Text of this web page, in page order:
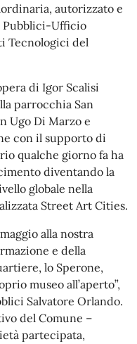
autorizzato e
Pubblici-Ufficio
Tecnologici del
di Igor Scalisi
parrocchia San
Ugo Di Marzo e
con il supporto di
qualche giorno fa ha
diventando la
globale nella
Street Art Cities.
alla nostra
e della
lo Sperone,
museo all’aperto”,
Salvatore Orlando.
del Comune –
partecipata,